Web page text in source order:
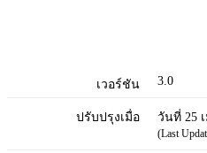
เวอร์ชัน 3.0
ปรับปรุงเมื่อ วันที่ 25
(Last